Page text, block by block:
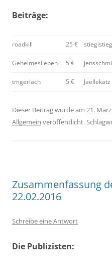
Beiträge:
roadkill 25 € stiegistieg
GeheimesLeben 5 €
tmgerlach 5 € Jaellekatz
Dieser Beitrag wurde am 21.
Allgemein veröffentlicht.
Zusammenfassung
22.02.2016
Schreibe eine Antwort
Die Publizisten: